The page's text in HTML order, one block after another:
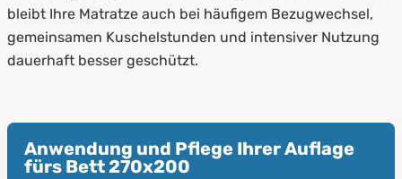
bleibt Ihre Matratze auch bei häufigem Bezugwechsel,
gemeinsamen Kuschelstunden und intensiver Nutzung
dauerhaft besser geschützt.
Anwendung und Pflege Ihrer Auflage
fürs Bett 270x200